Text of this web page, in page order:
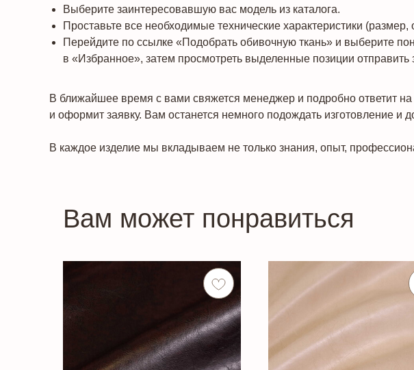
Выберите заинтересовавшую вас модель из каталога.
Проставьте все необходимые технические характеристики
Перейдите по ссылке «Подобрать обивочную ткань» и выберите
в «Избранное», затем просмотреть выделенные позиции
В ближайшее время с вами свяжется менеджер и подробно ответит
и оформит заявку. Вам останется немного подождать изготовление и
В каждое изделие мы вкладываем не только знания, опыт,
Вам может понравиться